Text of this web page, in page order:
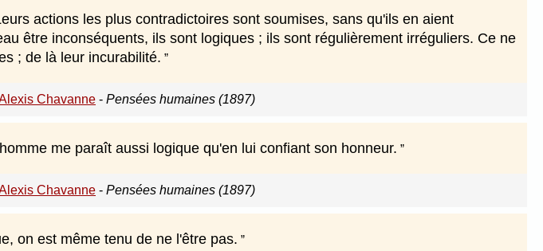
actions les plus contradictoires sont soumises, sans qu'ils en aient
être inconséquents, ils sont logiques ; ils sont régulièrement irréguliers. Ce ne
; de là leur incurabilité.
Chavanne - Pensées humaines (1897)
me paraît aussi logique qu'en lui confiant son honneur.
Chavanne - Pensées humaines (1897)
on est même tenu de ne l'être pas.